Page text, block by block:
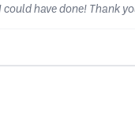
have done! Thank